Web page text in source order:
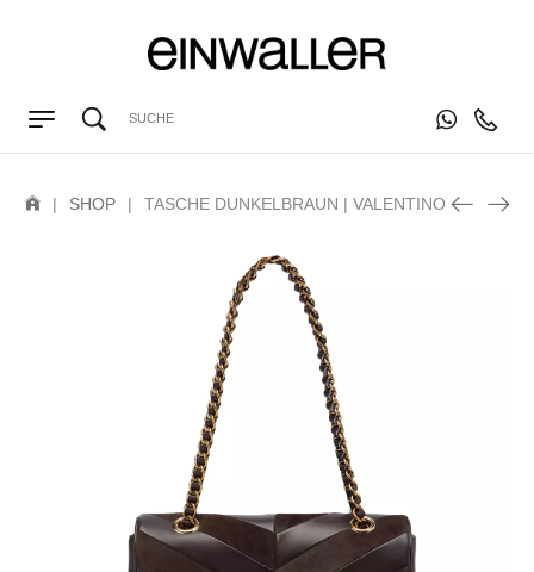
| SHOP | TASCHE DUNKELBRAUN | VALENTINO